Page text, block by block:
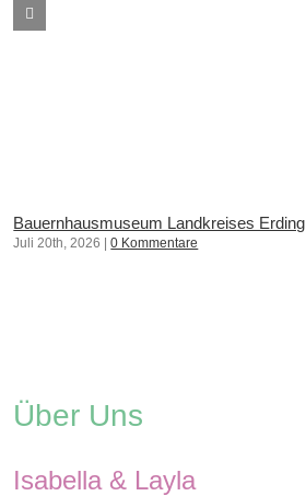
Bauernhausmuseum Landkreises Erding
Juli 20th, 2026 0 Kommentare
Über Uns
Isabella & Layla